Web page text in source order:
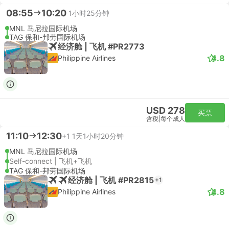
08:55 10:20 1小时25分钟
MNL 马尼拉国际机场
TAG 保和-邦劳国际机场
经济舱 | 飞机 #PR2773
Philippine Airlines 4.8
USD 278
含税 每个成人
买票
11:10 12:30+1 1天1小时20分钟
MNL 马尼拉国际机场
Self-connect | 飞机+飞机
TAG 保和-邦劳国际机场
经济舱 | 飞机 #PR2815 +1
Philippine Airlines 4.8